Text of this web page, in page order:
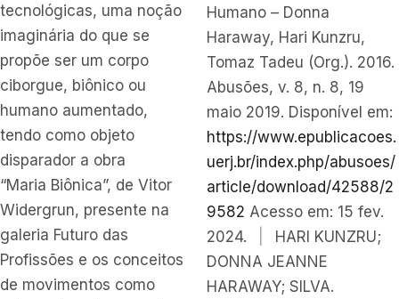
tecnológicas, uma noção
imaginária do que se
propõe ser um corpo
ciborgue, biônico ou
humano aumentado,
tendo como objeto
disparador a obra
“Maria Biônica”, de Vitor
Widergrun, presente na
galeria Futuro das
Profissões e os conceitos
de movimentos como
Humano – Donna
Haraway, Hari Kunzru,
Tomaz Tadeu (Org.). 2016.
Abusões, v. 8, n. 8, 19
maio 2019. Disponível em:
https://www.epublicacoes.
uerj.br/index.php/abusoes/
article/download/42588/2
9582 Acesso em: 15 fev.
2024.
HARI KUNZRU;
DONNA JEANNE
HARAWAY; SILVA.